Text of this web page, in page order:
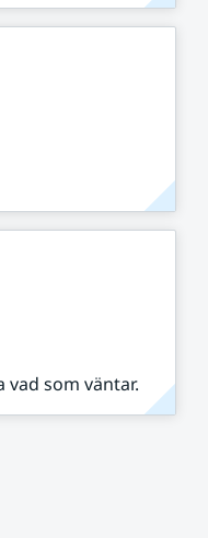
som väntar.